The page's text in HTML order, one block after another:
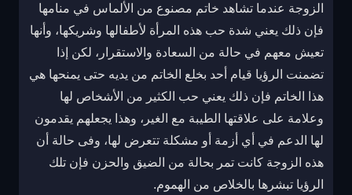
الزوجة عندما تشاهد خاتم مصنوع من الألماس في منامها
فإن ذلك يعني شدة حب هذه المرأة لأطفالها وشريكها، وأنها
تعيش معهم في حالة من السعادة والاستقرار، لكن إذا
تضمنت الرؤيا قيام أحد بخلع الخاتم من يديه حتى يمنحها هي
هذا الخاتم فإن ذلك يعني حب الكثير من الأشخاص لها
وعلامة على علاقتها الطيبة مع الغير، وهذا يجعلهم يقدمون
لها الدعم في أي أزمة أو مشكلة تتعرض لها، وفى حالة أن
هذه الزوجة كانت تمر بحالة من الضيق والحزن فإن تلك
الرؤيا تبشرها بالخلاص من الهموم.